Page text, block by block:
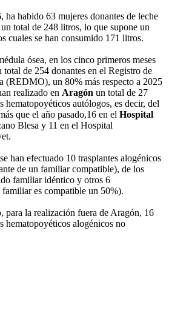
ha habido 63 mujeres donantes de leche
total de 248 litros, lo que supone un
cuales se han consumido 171 litros.
ósea, en los cinco primeros meses
de 254 donantes en el Registro de
(REDMO), un 80% más respecto a 2025
realizado en Aragón un total de 27
hematopoyéticos autólogos, es decir, del
que el año pasado,16 en el Hospital
Blesa y 11 en el Hospital
han efectuado 10 trasplantes alogénicos
de un familiar compatible), de los
familiar idéntico y otros 6
es compatible un 50%).
para la realización fuera de Aragón, 16
hematopoyéticos alogénicos no